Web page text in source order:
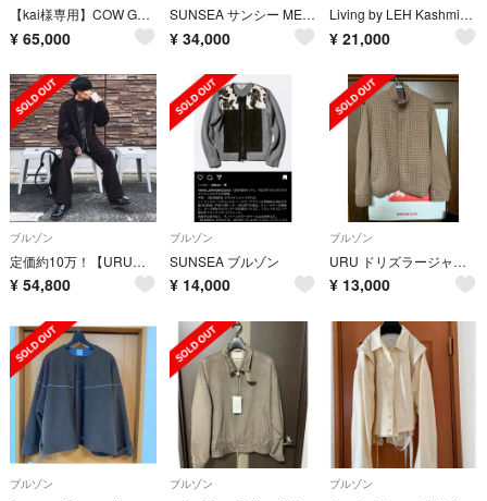
【kai様専用】COW GEOGRAPHIC MELTON BLOUSON
¥ 65,000
SUNSEA サンシー MELTON STADIUM BLOUSON
¥ 34,000
Living by LEH Kashmir Embroidery Jacket
¥ 21,000
ブルゾン
定価約10万！【URU】ウル フライトジャケット ワイドパンツ セットアップ
¥ 54,800
ブルゾン
SUNSEA ブルゾン
¥ 14,000
ブルゾン
URU ドリズラージャケット
¥ 13,000
ブルゾン ブルゾン ブルゾン